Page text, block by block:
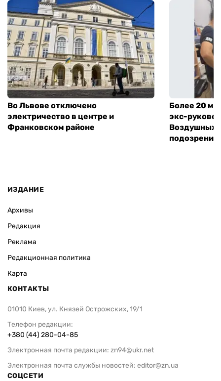
Во Львове отключено
электричество в центре и
Франковском районе
Более 20
экс-
Воздушных
подозрение
ИЗДАНИЕ
Архивы
Редакция
Реклама
Редакционная политика
Карта
КОНТАКТЫ
01010 Киев, ул. Князей Острожских, 19/1
Телефон редакции:
+380 (44) 280-04-85
Электронная почта редакции: zn94@ukr.net
Электронная почта службы новостей: editor@zn.ua
СОЦСЕТИ